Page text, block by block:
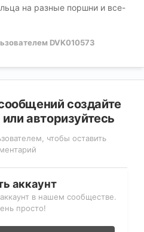
на разные поршни и все-
DVK010573
создайте
авторизуйтесь
чтобы оставить
аккаунт
в нашем сообществе.
просто!